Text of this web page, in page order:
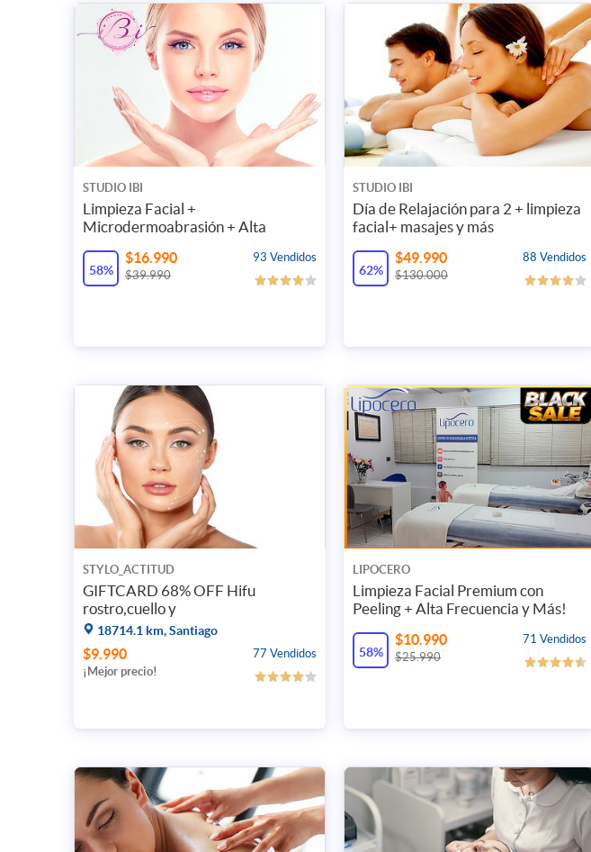
STUDIO IBI
Limpieza Facial +
Microdermoabrasión + Alta
58%
93 Vendidos
$16.990
$39.990
STUDIO IBI
Día de Relajación para 2 + limpieza
facial+ masajes y más
62%
88 Vendidos
$49.990
$130.000
STYLO_ACTITUD
GIFTCARD 68% OFF Hifu
rostro,cuello y
papada+Radiofrecuencia
18714.1 km, Santiago
77 Vendidos
$9.990
¡Mejor precio!
LIPOCERO
Limpieza Facial Premium con
Peeling + Alta Frecuencia y Más!
58%
71 Vendidos
$10.990
$25.990